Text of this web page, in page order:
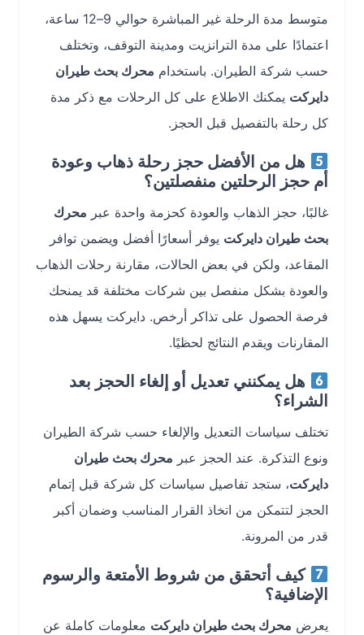
متوسط مدة الرحلة غير المباشرة حوالي 9–12 ساعة،
اعتمادًا على مدة الترانزيت ومدينة التوقف، وتختلف
حسب شركة الطيران. باستخداممحرك بحث طيران
دايركتيمكنك الاطلاع على كل الرحلات مع ذكر مدة
كل رحلة بالتفصيل قبل الحجز.
هل من الأفضل حجز رحلة ذهاب وعودة
أم حجز الرحلتين منفصلتين؟
غالبًا، حجز الذهاب والعودة كحزمة واحدة عبرمحرك
بحث طيران دايركتيوفر أسعارًا أفضل ويضمن توافر
المقاعد، ولكن في بعض الحالات، مقارنة رحلات الذهاب
والعودة بشكل منفصل بين شركات مختلفة قد يمنحك
فرصة الحصول على تذاكر أرخص. دايركت يسهل هذه
المقارنات ويقدم النتائج لحظيًا.
هل يمكنني تعديل أو إلغاء الحجز بعد
الشراء؟
تختلف سياسات التعديل والإلغاء حسب شركة الطيران
ونوع التذكرة. عند الحجز عبرمحرك بحث طيران
دايركت، ستجد تفاصيل سياسات كل شركة قبل إتمام
الحجز لتتمكن من اتخاذ القرار المناسب وضمان أكبر
قدر من المرونة.
كيف أتحقق من شروط الأمتعة والرسوم
الإضافية؟
يعرضمحرك بحث طيران دايركتمعلومات كاملة عن